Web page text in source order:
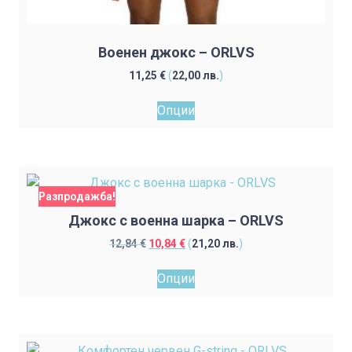
Военен джокс – ORLVS
11,25 €(22,00лв.)
Опции
The
may
be
chosen
on
page
Разпродажба!
Джокс с военна шарка – ORLVS
12,84€ Original
was:
12,84 €.
10,84 €Текущата
е:
10,84 €.
(21,20лв.)
Опции